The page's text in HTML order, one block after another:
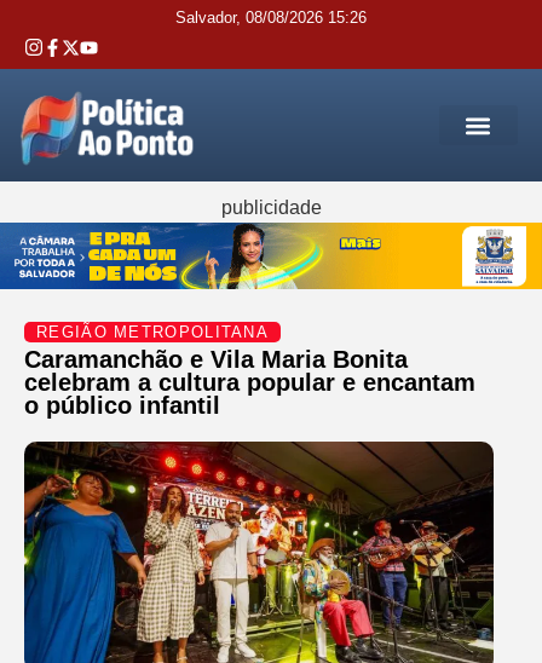
Salvador, 08/08/2026 15:26
publicidade
REGIÃO METROPOLITANA
Caramanchão e Vila Maria Bonita
celebram a cultura popular e encantam
o público infantil